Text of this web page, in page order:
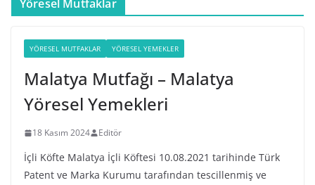
Yöresel Mutfaklar
YÖRESEL MUTFAKLAR YÖRESEL YEMEKLER
Malatya Mutfağı – Malatya
Yöresel Yemekleri
18 Kasım 2024 Editör
İçli Köfte Malatya İçli Köftesi 10.08.2021 tarihinde Türk
Patent ve Marka Kurumu tarafından tescillenmiş ve